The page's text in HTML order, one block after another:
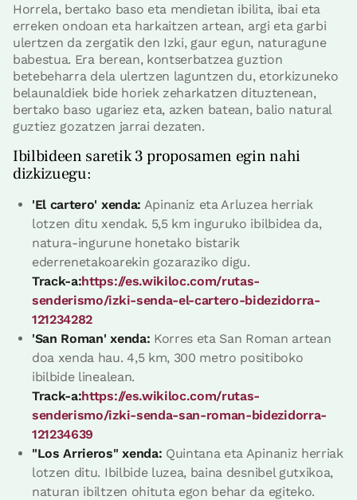
Horrela, bertako baso eta mendietan ibilita, ibai eta
erreken ondoan eta harkaitzen artean, argi eta garbi
ulertzen da zergatik den Izki, gaur egun, naturagune
babestua. Era berean, kontserbatzea guztion
betebeharra dela ulertzen laguntzen du, etorkizuneko
belaunaldiek bide horiek zeharkatzen dituztenean,
bertako baso ugariez eta, azken batean, balio natural
guztiez gozatzen jarrai dezaten.
Ibilbideen saretik 3 proposamen egin nahi
dizkizuegu:
'El cartero' xenda: Apinaniz eta Arluzea herriak
lotzen ditu xendak. 5,5 km inguruko ibilbidea da,
natura-ingurune honetako bistarik
ederrenetakoarekin gozaraziko digu.
Track-a:https://es.wikiloc.com/rutas-
senderismo/izki-senda-el-cartero-bidezidorra-
121234282
'San Roman' xenda: Korres eta San Roman artean
doa xenda hau. 4,5 km, 300 metro positiboko
ibilbide linealean.
Track-a:https://es.wikiloc.com/rutas-
senderismo/izki-senda-san-roman-bidezidorra-
121234639
"Los Arrieros" xenda: Quintana eta Apinaniz herriak
lotzen ditu. Ibilbide luzea, baina desnibel gutxikoa,
naturan ibiltzen ohituta egon behar da egiteko.